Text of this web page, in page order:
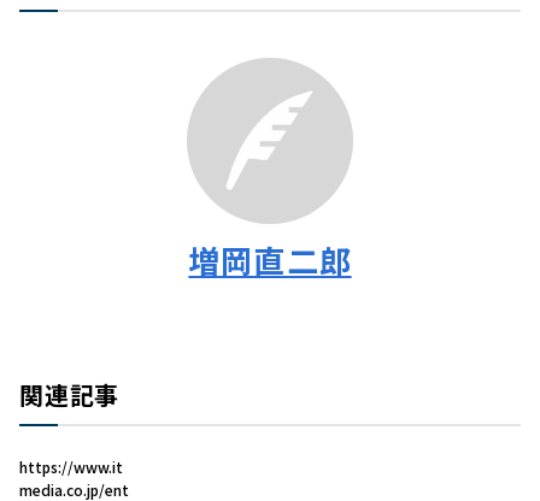
増岡直二郎
関連記事
https://www.it
media.co.jp/ent